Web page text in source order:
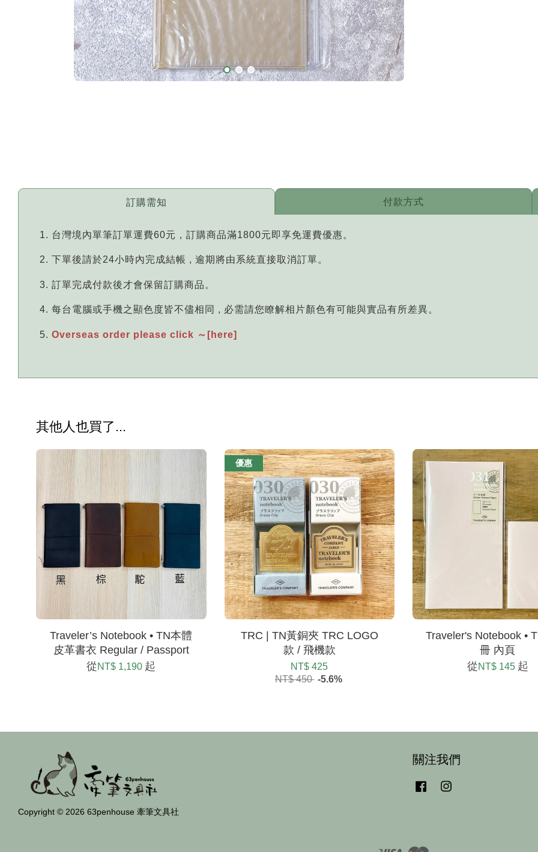
訂購需知
台灣境內單筆訂單運費60元，訂購商品滿1800元即享免運費優惠。
下單後請於24小時內完成結帳 , 逾期將由系統直接取消訂單。
訂單完成付款後才會保留訂購商品。
每台電腦或手機之顯色度皆不儘相同 , 必需請您瞭解相片顏色有可能與實品有所差異。
Overseas order please click ～[here]
付款方式
其他人也買了...
Traveler’s Notebook • TN本體
皮革書衣 Regular / Passport
從NT$ 1,190 起
優惠
TRC | TN黃銅夾 TRC LOGO
款 / 飛機款
NT$ 425
NT$ 450 -5.6%
Traveler's Notebook •
冊 內頁
從NT$ 145 起
Copyright © 2026 63penhouse 牽筆文具社
關注我們
Facebook